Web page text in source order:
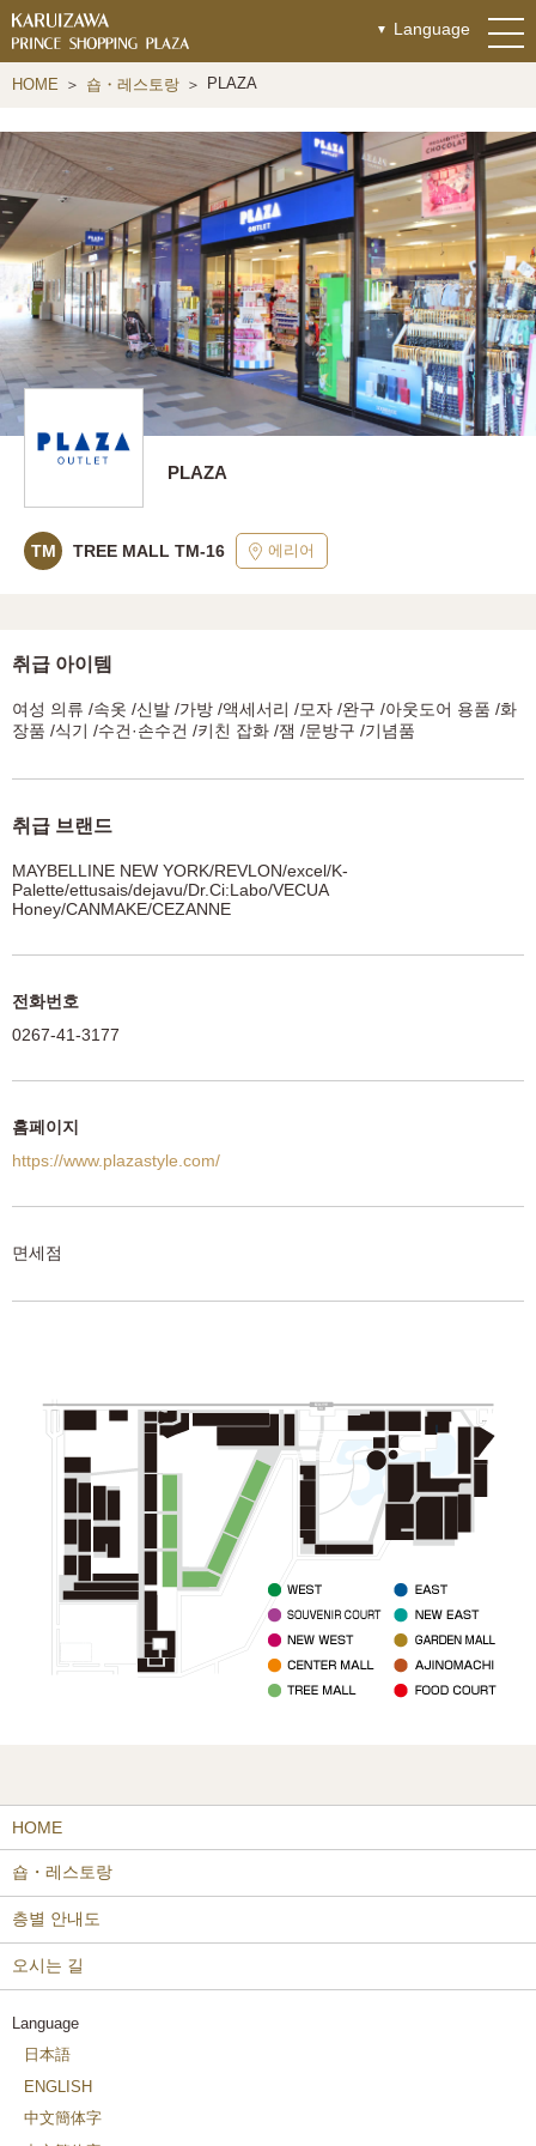
Language
HOME 숍・레스토랑 PLAZA
PLAZA
TM TREE MALL TM-16 에리어
취급 아이템
여성 의류 /속옷 /신발 /가방 /액세서리 /모자 /완구 /아웃도어 용품 /화
장품 /식기 /수건·손수건 /키친 잡화 /잼 /문방구 /기념품
취급 브랜드
MAYBELLINE NEW YORK/REVLON/excel/K-
Palette/ettusais/dejavu/Dr.Ci:Labo/VECUA
Honey/CANMAKE/CEZANNE
전화번호
0267-41-3177
홈페이지
https://www.plazastyle.com/
면세점
HOME
숍・레스토랑
층별 안내도
오시는 길
Language
日本語
ENGLISH
中文簡体字